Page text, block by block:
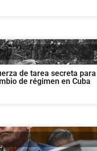
de tarea secreta para
de régimen en Cuba